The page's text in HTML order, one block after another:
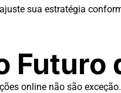
sua estratégia
Futuro
online não são